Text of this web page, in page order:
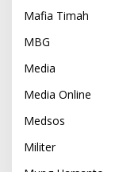
Mafia Timah
MBG
Media
Media Online
Medsos
Militer